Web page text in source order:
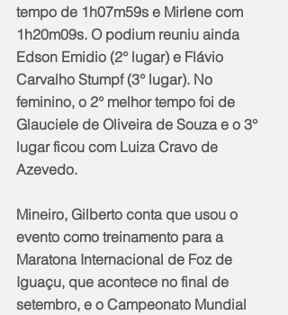
tempo de 1h07m59s e Mirlene com
1h20m09s. O podium reuniu ainda
Edson Emidio (2° lugar) e Flávio
Carvalho Stumpf (3° lugar). No
feminino, o 2° melhor tempo foi de
Glauciele de Oliveira de Souza e o 3°
lugar ficou com Luiza Cravo de
Azevedo.
Mineiro, Gilberto conta que usou o
evento como treinamento para a
Maratona Internacional de Foz de
Iguaçu, que acontece no final de
setembro, e o Campeonato Mundial